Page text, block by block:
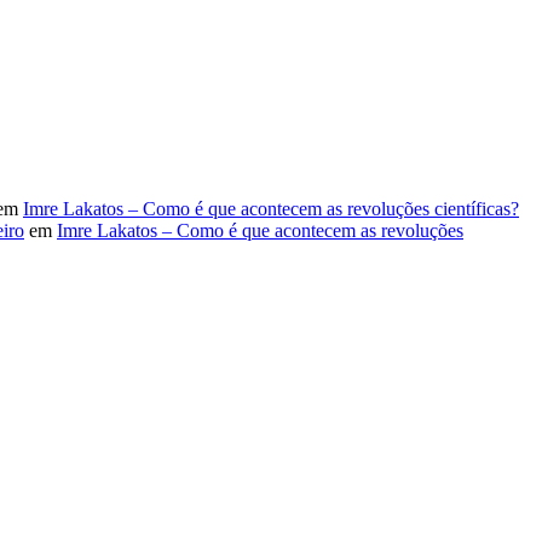
Imre Lakatos – Como é que acontecem as revoluções científicas?
em Imre Lakatos – Como é que acontecem as revoluções